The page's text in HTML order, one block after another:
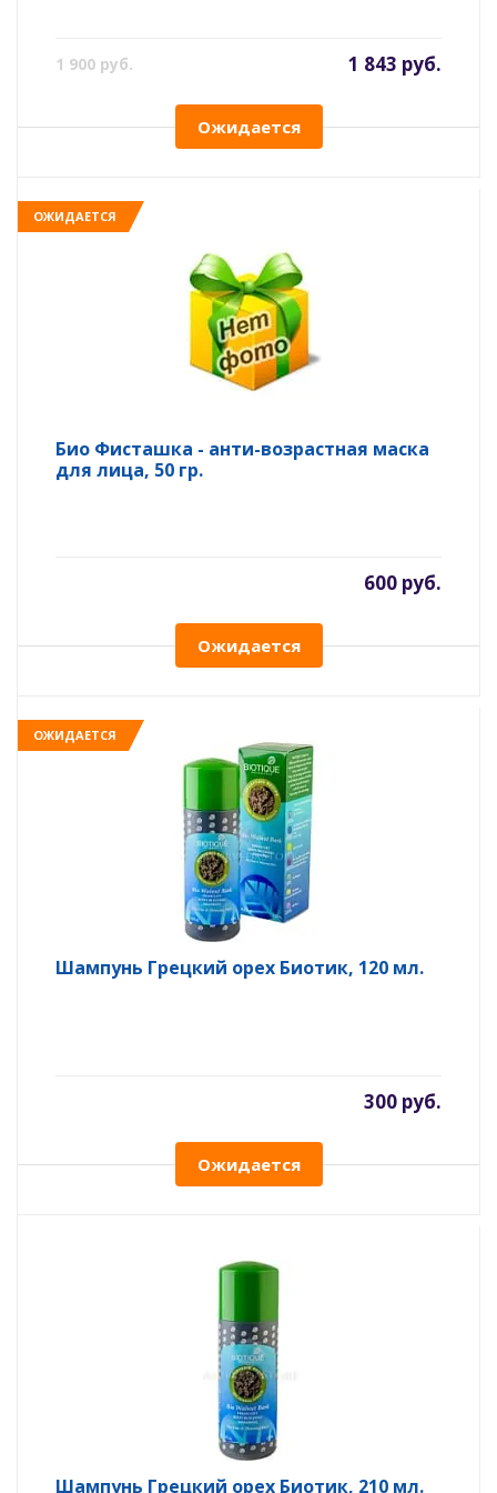
1 900 руб. 1 843 руб.
Ожидается
ОЖИДАЕТСЯ
Био Фисташка - анти-возрастная маска
для лица, 50 гр.
600 руб.
Ожидается
ОЖИДАЕТСЯ
Шампунь Грецкий орех Биотик, 120 мл.
300 руб.
Ожидается
Шампунь Грецкий орех Биотик, 210 мл.